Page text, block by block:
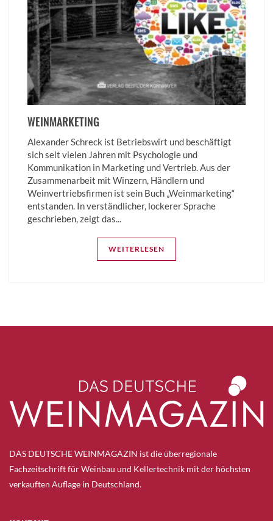
WEINMARKETING
Alexander Schreck ist Betriebswirt und beschäftigt
sich seit vielen Jahren mit Psychologie und
Kommunikation in Marketing und Vertrieb. Aus der
Zusammenarbeit mit Winzern, Händlern und
Weinvertriebsfirmen ist sein Buch „Weinmarketing“
entstanden. In verständlicher, lockerer Sprache
geschrieben, zeigt das...
WEITERLESEN
DAS DEUTSCHE WEINMAGAZIN ist die überregionale
Fachzeitschrift für Weinbau und Kellertechnik mit der höchsten
verkauften Auflage in Deutschland.